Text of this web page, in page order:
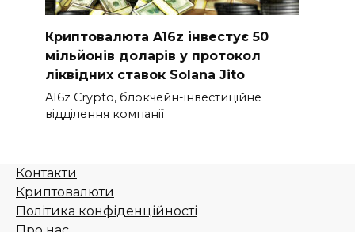
Криптовалюта A16z інвестує 50
мільйонів доларів у протокол
ліквідних ставок Solana Jito
A16z Crypto, блокчейн-інвестиційне
відділення компанії
Контакти
Криптовалюти
Політика конфіденційності